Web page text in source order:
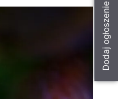
Dodaj ogłoszenie